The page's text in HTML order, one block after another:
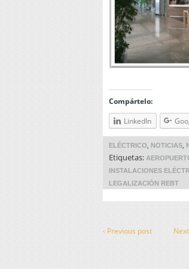
Compártelo:
LinkedIn
ELÉCTRICO, NOTICIAS,
Etiquetas:
INSTALACIONES
LEGALIZACIÓN REBT
‹ Previous post